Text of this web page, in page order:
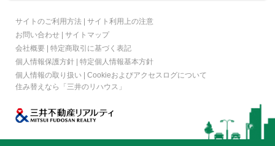
サイトのご利用方法 | サイト利用上の注意
お問い合わせ | サイトマップ
会社概要 | 特定商取引に基づく表記
個人情報保護方針 | 特定個人情報基本方針
個人情報の取り扱い | Cookieおよびアクセスログについて
住み替えなら
「三井のリハウス」